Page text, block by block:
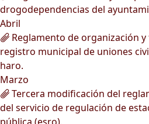
drogodependencias del
Abril
Reglamento de organización
registro municipal de uniones
haro.
Marzo
Tercera modificación del
del servicio de regulación de